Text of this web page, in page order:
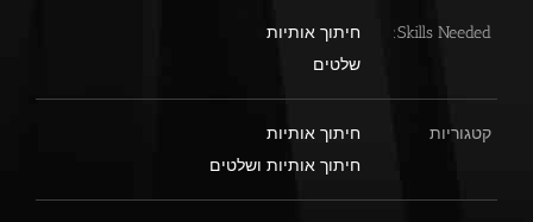
Skills Needed:
חיתוך אותיות
שלטים
קטגוריות
חיתוך אותיות
חיתוך אותיות ושלטים